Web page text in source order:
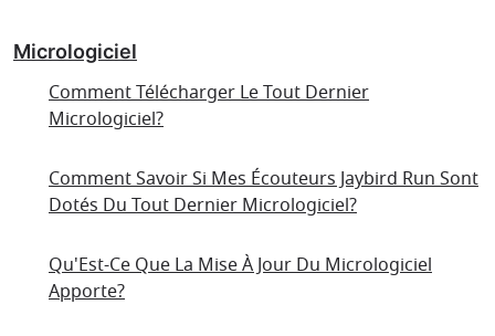
Micrologiciel
Comment Télécharger Le Tout Dernier
Micrologiciel?
Comment Savoir Si Mes Écouteurs Jaybird Run Sont
Dotés Du Tout Dernier Micrologiciel?
Qu'Est-Ce Que La Mise À Jour Du Micrologiciel
Apporte?